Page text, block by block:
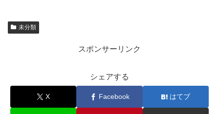
未分類
スポンサーリンク
シェアする
X Facebook はてブ